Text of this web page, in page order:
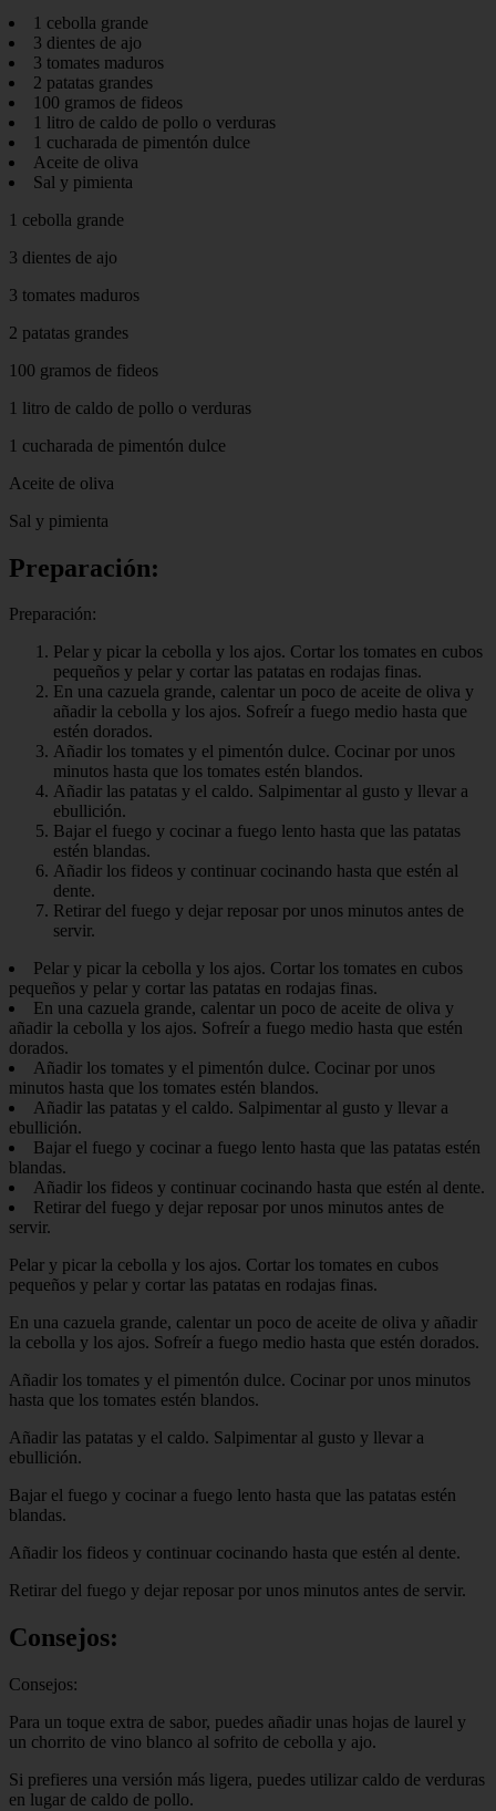
1 cebolla grande
3 dientes de ajo
3 tomates maduros
2 patatas grandes
100 gramos de fideos
1 litro de caldo de pollo o verduras
1 cucharada de pimentón dulce
Aceite de oliva
Sal y pimienta
1 cebolla grande
3 dientes de ajo
3 tomates maduros
2 patatas grandes
100 gramos de fideos
1 litro de caldo de pollo o verduras
1 cucharada de pimentón dulce
Aceite de oliva
Sal y pimienta
Preparación:
Preparación:
Pelar y picar la cebolla y los ajos. Cortar los tomates en cubos
pequeños y pelar y cortar las patatas en rodajas finas.
En una cazuela grande, calentar un poco de aceite de oliva y
añadir la cebolla y los ajos. Sofreír a fuego medio hasta que
estén dorados.
Añadir los tomates y el pimentón dulce. Cocinar por unos
minutos hasta que los tomates estén blandos.
Añadir las patatas y el caldo. Salpimentar al gusto y llevar a
ebullición.
Bajar el fuego y cocinar a fuego lento hasta que las patatas
estén blandas.
Añadir los fideos y continuar cocinando hasta que estén al
dente.
Retirar del fuego y dejar reposar por unos minutos antes de
servir.
Pelar y picar la cebolla y los ajos. Cortar los tomates en cubos
pequeños y pelar y cortar las patatas en rodajas finas.
En una cazuela grande, calentar un poco de aceite de oliva y
añadir la cebolla y los ajos. Sofreír a fuego medio hasta que estén
dorados.
Añadir los tomates y el pimentón dulce. Cocinar por unos
minutos hasta que los tomates estén blandos.
Añadir las patatas y el caldo. Salpimentar al gusto y llevar a
ebullición.
Bajar el fuego y cocinar a fuego lento hasta que las patatas estén
blandas.
Añadir los fideos y continuar cocinando hasta que estén al dente.
Retirar del fuego y dejar reposar por unos minutos antes de
servir.
Pelar y picar la cebolla y los ajos. Cortar los tomates en cubos
pequeños y pelar y cortar las patatas en rodajas finas.
En una cazuela grande, calentar un poco de aceite de oliva y añadir
la cebolla y los ajos. Sofreír a fuego medio hasta que estén dorados.
Añadir los tomates y el pimentón dulce. Cocinar por unos minutos
hasta que los tomates estén blandos.
Añadir las patatas y el caldo. Salpimentar al gusto y llevar a
ebullición.
Bajar el fuego y cocinar a fuego lento hasta que las patatas estén
blandas.
Añadir los fideos y continuar cocinando hasta que estén al dente.
Retirar del fuego y dejar reposar por unos minutos antes de servir.
Consejos:
Consejos:
Para un toque extra de sabor, puedes añadir unas hojas de laurel y
un chorrito de vino blanco al sofrito de cebolla y ajo.
Si prefieres una versión más ligera, puedes utilizar caldo de verduras
en lugar de caldo de pollo.